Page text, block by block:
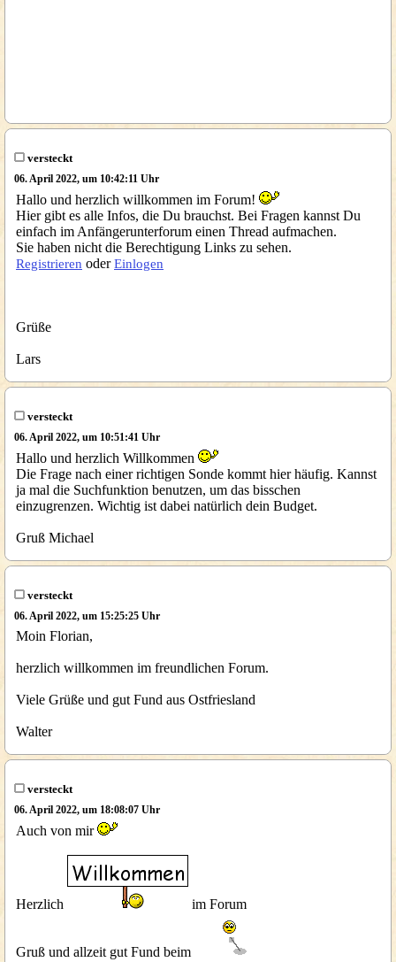
versteckt
06. April 2022, um 10:42:11 Uhr
Hallo und herzlich willkommen im Forum!
Hier gibt es alle Infos, die Du brauchst. Bei Fragen kannst Du
einfach im Anfängerunterforum einen Thread aufmachen.
Sie haben nicht die Berechtigung Links zu sehen.
Registrieren oderEinlogen
Grüße
Lars
versteckt
06. April 2022, um 10:51:41 Uhr
Hallo und herzlich Willkommen
Die Frage nach einer richtigen Sonde kommt hier häufig. Kannst
ja mal die Suchfunktion benutzen, um das bisschen
einzugrenzen. Wichtig ist dabei natürlich dein Budget.
Gruß Michael
versteckt
06. April 2022, um 15:25:25 Uhr
Moin Florian,
herzlich willkommen im freundlichen Forum.
Viele Grüße und gut Fund aus Ostfriesland
Walter
versteckt
06. April 2022, um 18:08:07 Uhr
Auch von mir
Herzlich im Forum
Gruß und allzeit gut Fund beim